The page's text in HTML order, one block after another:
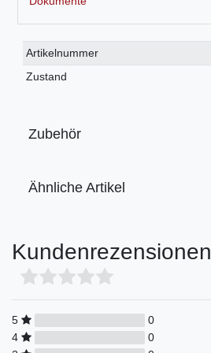
Technisches
Merkmal
Wert
Artikelnummer
Zustand
Zubehör
Ähnliche Artikel
Kundenrezensionen
5
0
4
0